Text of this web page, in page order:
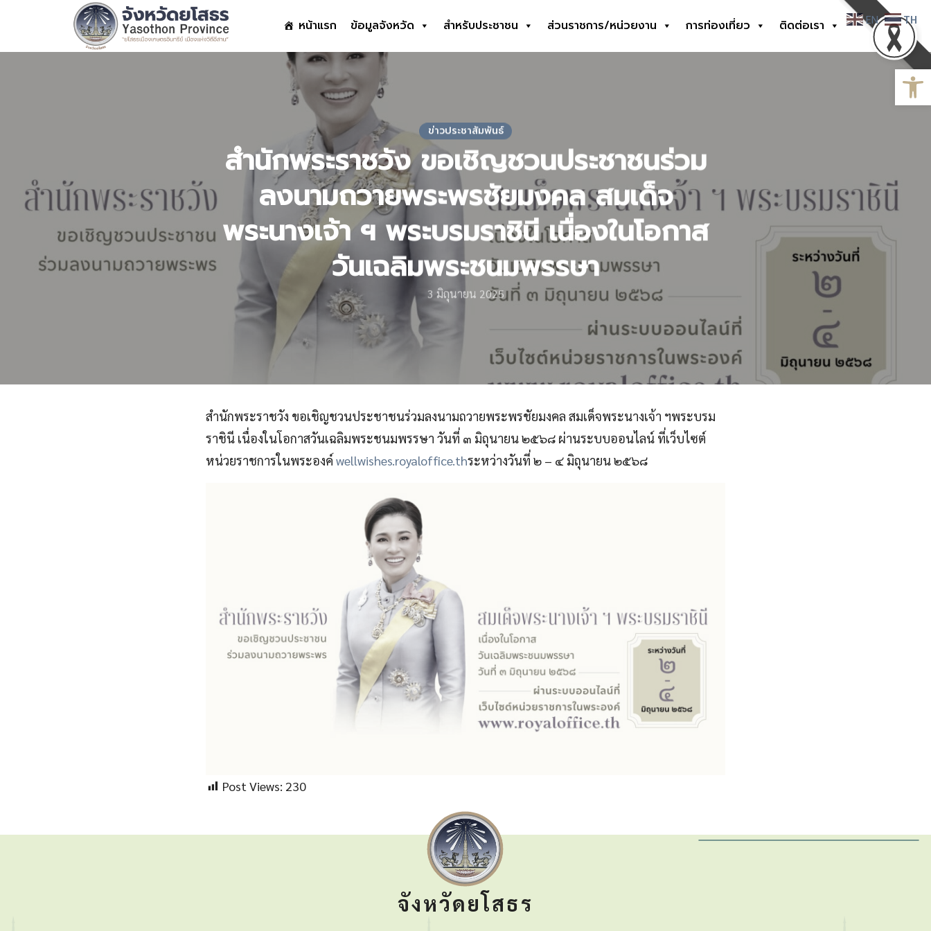
หน้าแรก ข้อมูลจังหวัด สำหรับประชาชน ส่วนราชการ/หน่วยงาน การท่องเที่ยว
ติดต่อเรา
Search
ข่าวประชาสัมพันธ์
สำนักพระราชวัง ขอเชิญชวนประชาชนร่วม
ลงนามถวายพระพรชัยมงคล สมเด็จ
พระนางเจ้า ฯ พระบรมราชินี เนื่องในโอกาส
วันเฉลิมพระชนมพรรษา
3 มิถุนายน 2025
สำนักพระราชวัง ขอเชิญชวนประชาชนร่วมลงนามถวายพระพรชัยมงคล สมเด็จพระนางเจ้า ฯพระบรม
ราชินี เนื่องในโอกาสวันเฉลิมพระชนมพรรษา วันที่ ๓ มิถุนายน ๒๕๖๘ ผ่านระบบออนไลน์ ที่เว็บไซต์
หน่วยราชการในพระองค์ wellwishes.royaloffice.thระหว่างวันที่ ๒ – ๔ มิถุนายน ๒๕๖๘
Post Views: 230
จังหวัดยโสธร
EN TH